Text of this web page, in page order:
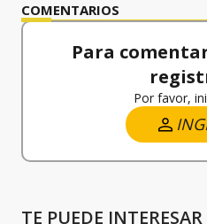
COMENTARIOS
Para
Por favor,
TE PUEDE INTERESAR